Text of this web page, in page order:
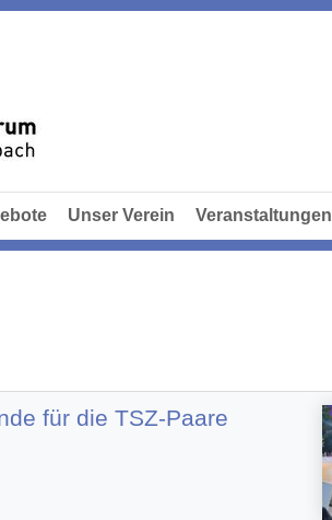
Unser Verein Veranstaltungen
für die TSZ-Paare